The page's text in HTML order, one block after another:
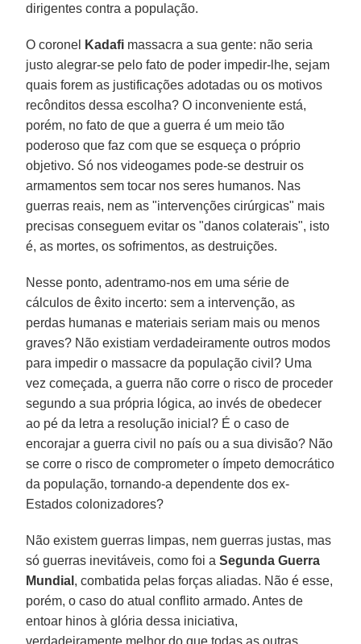
dirigentes contra a população.
O coronel Kadafi massacra a sua gente: não seria
justo alegrar-se pelo fato de poder impedir-lhe, sejam
quais forem as justificações adotadas ou os motivos
recônditos dessa escolha? O inconveniente está,
porém, no fato de que a guerra é um meio tão
poderoso que faz com que se esqueça o próprio
objetivo. Só nos videogames pode-se destruir os
armamentos sem tocar nos seres humanos. Nas
guerras reais, nem as "intervenções cirúrgicas" mais
precisas conseguem evitar os "danos colaterais", isto
é, as mortes, os sofrimentos, as destruições.
Nesse ponto, adentramo-nos em uma série de
cálculos de êxito incerto: sem a intervenção, as
perdas humanas e materiais seriam mais ou menos
graves? Não existiam verdadeiramente outros modos
para impedir o massacre da população civil? Uma
vez começada, a guerra não corre o risco de proceder
segundo a sua própria lógica, ao invés de obedecer
ao pé da letra a resolução inicial? É o caso de
encorajar a guerra civil no país ou a sua divisão? Não
se corre o risco de comprometer o ímpeto democrático
da população, tornando-a dependente dos ex-
Estados colonizadores?
Não existem guerras limpas, nem guerras justas, mas
só guerras inevitáveis, como foi aSegunda Guerra
Mundial , combatida pelas forças aliadas. Não é esse,
porém, o caso do atual conflito armado. Antes de
entoar hinos à glória dessa iniciativa,
verdadeiramente melhor do que todas as outras,